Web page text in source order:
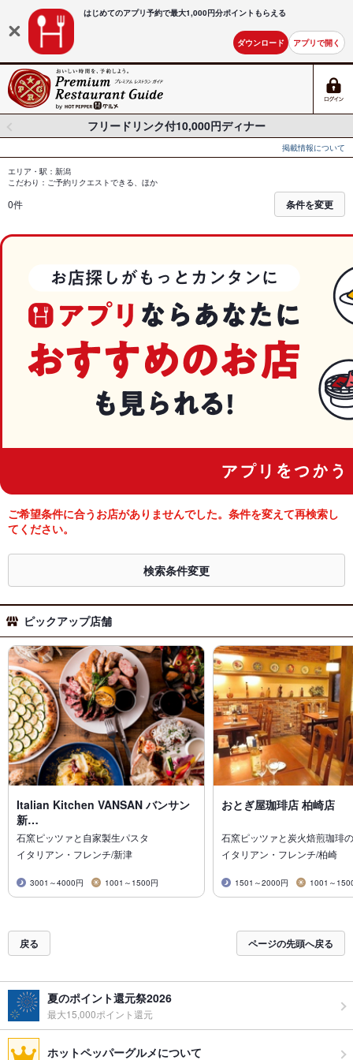
はじめてのアプリ予約で最大1,000円分ポイントもらえる
ダウンロード アプリで開く
フリードリンク付10,000円ディナー
掲載情報について
エリア・駅：新潟
こだわり：ご予約リクエストできる、ほか
0件 条件を変更
ご希望条件に合うお店がありませんでした。条件を変えて再検索し
てください。
検索条件変更
ピックアップ店舗
Italian Kitchen VANSAN バンサン
新…
石窯ピッツァと自家製生パスタ
イタリアン・フレンチ/新津
3001～4000円 1001～1500円
おとぎ屋珈琲店 柏崎店
石窯ピッツァと炭火焙煎珈琲
イタリアン・フレンチ/柏崎
1501～2000円 1001～
戻る ページの先頭へ戻る
夏のポイント還元祭2026
最大15,000ポイント還元
ホットペッパーグルメについて